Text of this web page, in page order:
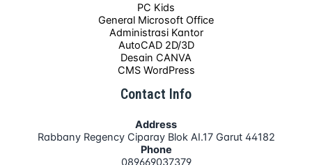
PC Kids
General Microsoft Office
Administrasi Kantor
AutoCAD 2D/3D
Desain CANVA
CMS WordPress
Contact Info
Address
Rabbany Regency Ciparay Blok AI.17 Garut 44182
Phone
089669037379